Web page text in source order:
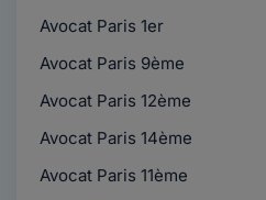
Avocat Paris 1er
Avocat Paris 9ème
Avocat Paris 12ème
Avocat Paris 14ème
Avocat Paris 11ème